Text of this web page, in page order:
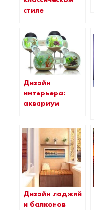
стиле
Дизайн
интерьера:
аквариум
Дизайн лоджий
и балконов